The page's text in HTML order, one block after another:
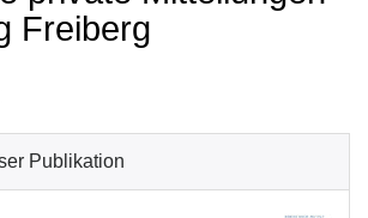
Freiberg
Publikation